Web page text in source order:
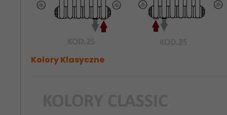
Kolory Klasyczne